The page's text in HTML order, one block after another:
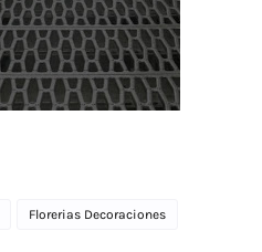
Florerias Decoraciones